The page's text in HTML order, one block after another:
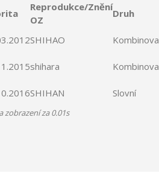
Reprodukce/Znění
OZ
Druh
SHIHAO
shihara
SHIHAN Slovní
zobrazení za 0.01s